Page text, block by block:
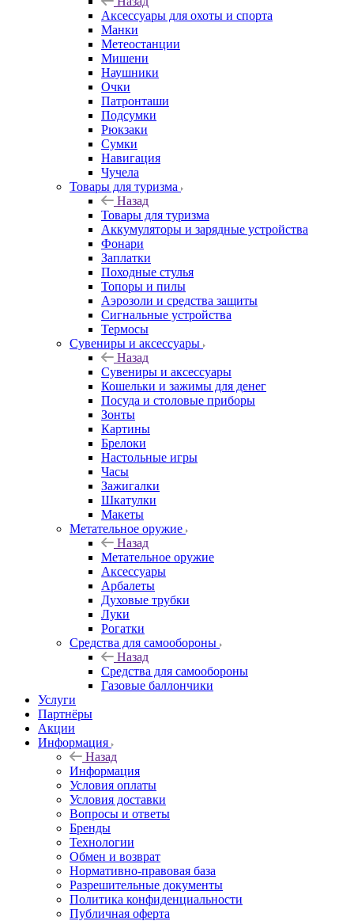
Аксессуары для охоты и спорта
Манки
Метеостанции
Мишени
Наушники
Очки
Патронташи
Подсумки
Рюкзаки
Сумки
Навигация
Чучела
Товары для туризма
Назад
Товары для туризма
Аккумуляторы и зарядные устройства
Фонари
Заплатки
Походные стулья
Топоры и пилы
Аэрозоли и средства защиты
Сигнальные устройства
Термосы
Сувениры и аксессуары
Назад
Сувениры и аксессуары
Кошельки и зажимы для денег
Посуда и столовые приборы
Зонты
Картины
Брелоки
Настольные игры
Часы
Зажигалки
Шкатулки
Макеты
Метательное оружие
Назад
Метательное оружие
Аксессуары
Арбалеты
Духовые трубки
Луки
Рогатки
Средства для самообороны
Назад
Средства для самообороны
Газовые баллончики
Услуги
Партнёры
Акции
Информация
Назад
Информация
Условия оплаты
Условия доставки
Вопросы и ответы
Бренды
Технологии
Обмен и возврат
Нормативно-правовая база
Разрешительные документы
Политика конфиденциальности
Публичная оферта